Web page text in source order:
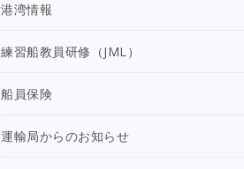
港湾情報
練習船教員研修（JML）
船員保険
運輸局からのお知らせ